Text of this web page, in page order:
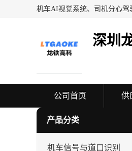
深圳
公司首页 供
产品分类
机车信号与道口识别